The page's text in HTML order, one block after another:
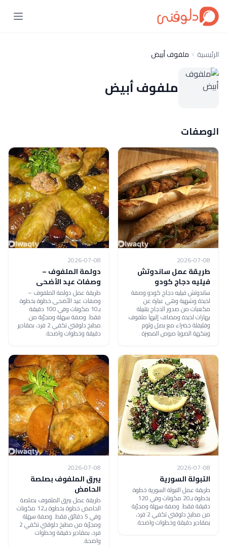
الرئيسية ملفوف أبيض
ملفوف أبيض
الوصفات
2026-07-08
طريقة عمل ساندوتش
فيليه دجاج كودو
ساندوتش فيليه دجاج كودو وصفة
لذيذة وشهية وهي عبارة عن
مكعبات من صدور الدجاج بتتبيلة
بهارات لذيذة ومضاف إليها ملفوف
وفليفلة خضراء مع بصل وثوم
وبنكهة الصويا صوص المميزة .
2026-07-08
دولمة الملفوف –
وصفات عيد الأضحى
طريقة عمل دولمة الملفوف –
وصفات عيد الأضحى خطوة بخطوة
بـ10 مكونات وفي 100 دقيقة
فقط. وصفة سهلة ومجرّبة من
مطبخ دلوقتي تكفي 2 فرد، بمقادير
دقيقة وخطوات واضحة.
2026-07-08
التبولة السورية
طريقة عمل التبولة السورية خطوة
بخطوة بـ20 مكونات وفي 120
دقيقة فقط. وصفة سهلة ومجرّبة
من مطبخ دلوقتي تكفي 2 فرد،
بمقادير دقيقة وخطوات واضحة.
2026-07-08
يبرق الملفوف بصلصة
الحامض
طريقة عمل يبرق الملفوف بصلصة
الحامض خطوة بخطوة بـ12 مكونات
وفي 5 دقائق فقط. وصفة سهلة
ومجرّبة من مطبخ دلوقتي تكفي 2
فرد، بمقادير دقيقة وخطوات
واضحة.